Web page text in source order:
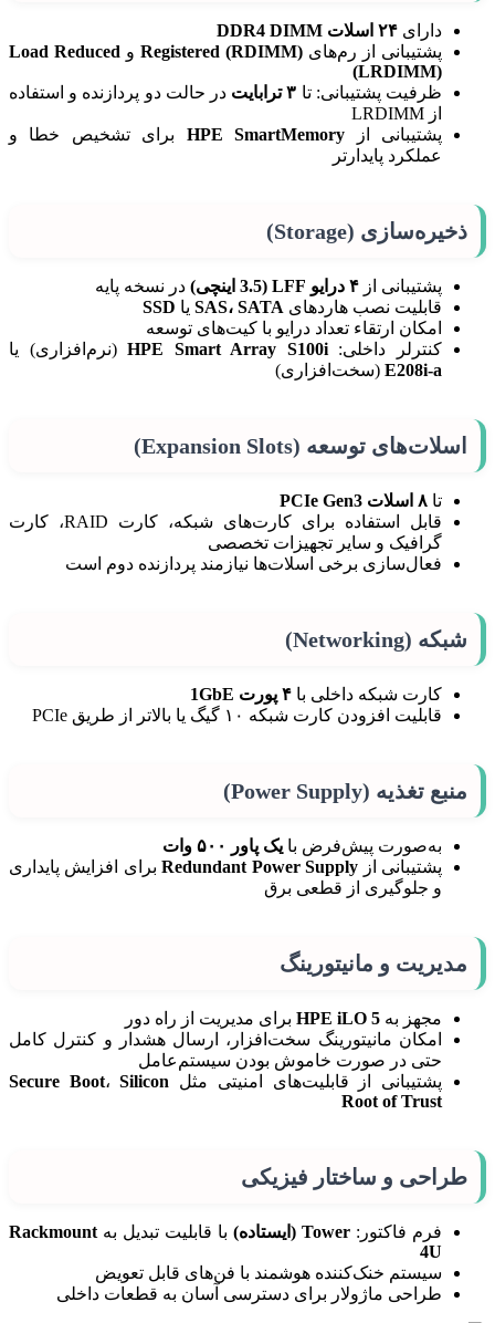
دارای ۲۴ اسلات DDR4 DIMM
پشتیبانی از رم‌های Registered (RDIMM) و Load Reduced
(LRDIMM)
ظرفیت پشتیبانی: تا ۳ ترابایت
در حالت دو پردازنده و استفاده
از LRDIMM
پشتیبانی از HPE SmartMemory برای تشخیص خطا و
عملکرد پایدارتر
ذخیره‌سازی (Storage)
پشتیبانی از ۴ درایو LFF (3.5 اینچی)
در نسخه پایه
قابلیت نصب هاردهای SAS، SATA یا SSD
امکان ارتقاء تعداد درایو با کیت‌های توسعه
کنترلر داخلی:HPE Smart Array S100i(نرم‌افزاری) یا
E208i-a (سخت‌افزاری)
اسلات‌های توسعه (Expansion Slots)
تا ۸ اسلات PCIe Gen3
قابل استفاده برای کارت‌های شبکه، کارت RAID، کارت
گرافیک و سایر تجهیزات تخصصی
فعال‌سازی برخی اسلات‌ها نیازمند پردازنده دوم است
شبکه (Networking)
کارت شبکه داخلی با ۴ پورت 1GbE
قابلیت افزودن کارت شبکه ۱۰ گیگ یا بالاتر از طریق PCIe
منبع تغذیه (Power Supply)
به‌صورت پیش‌فرض با یک پاور ۵۰۰ وات
پشتیبانی از Redundant Power Supplyبرای افزایش پایداری
و جلوگیری از قطعی برق
مدیریت و مانیتورینگ
مجهز به HPE iLO 5 برای مدیریت از راه دور
امکان مانیتورینگ سخت‌افزار، ارسال هشدار و کنترل کامل
حتی در صورت خاموش بودن سیستم‌عامل
پشتیبانی از قابلیت‌های امنیتی مثل
Secure Boot،Silicon
Root of Trust
طراحی و ساختار فیزیکی
فرم فاکتور: Tower (ایستاده) با قابلیت تبدیل به Rackmount
4U
سیستم خنک‌کننده هوشمند با فن‌های قابل تعویض
طراحی ماژولار برای دسترسی آسان به قطعات داخلی